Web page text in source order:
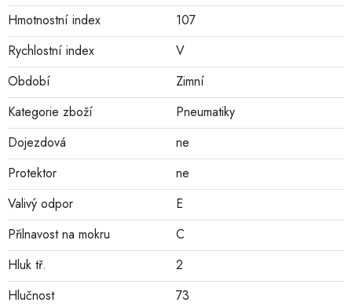
Hmotnostní index
107
Rychlostní index
V
Období
Zimní
Kategorie zboží
Pneumatiky
Dojezdová
ne
Protektor
ne
Valivý odpor
E
Přilnavost na mokru
C
Hluk tř.
2
Hlučnost
73